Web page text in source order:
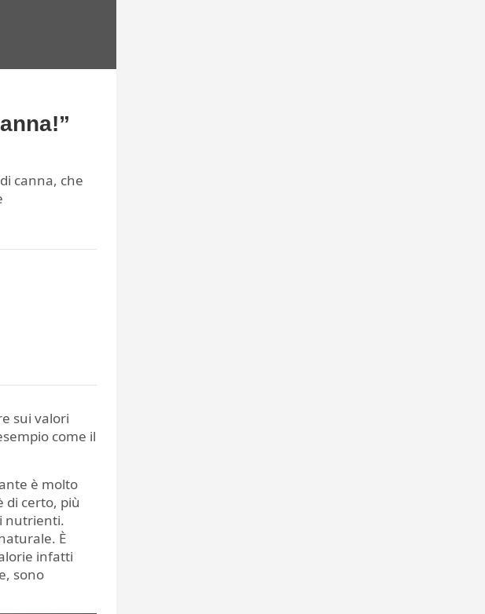
canna, che
sui valori
come il
è molto
di certo, più
nutrienti.
È
infatti
sono